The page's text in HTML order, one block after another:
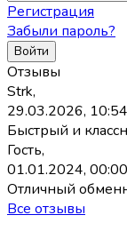
Регистрация
Забыли пароль?
Отзывы
Strk,
29.03.2026, 10:54
Быстрый и
Гость,
01.01.2024, 00:00
Отличный
Все отзывы